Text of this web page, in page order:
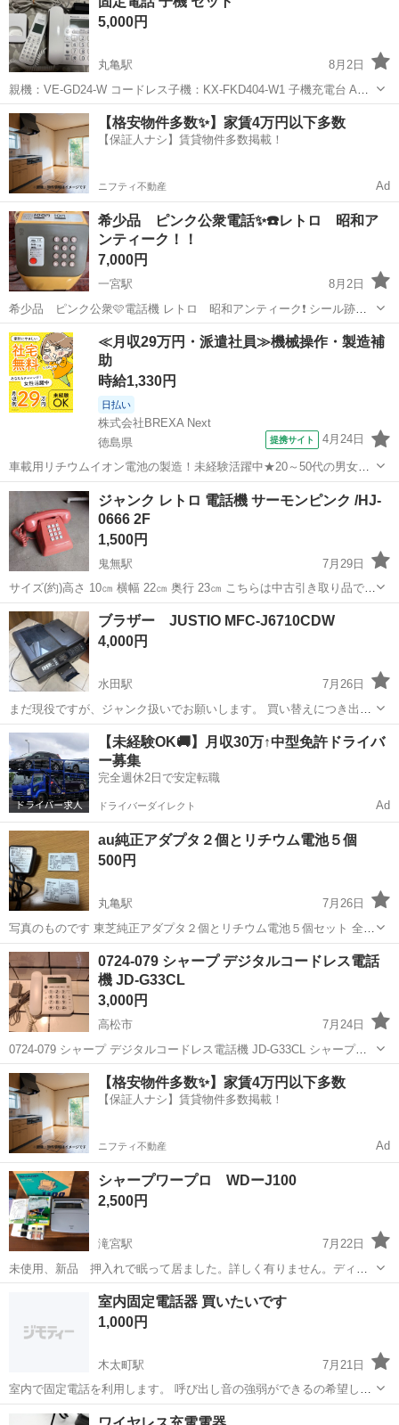
5,000円
丸亀駅
8月2日
親機：VE-GD24-W コードレス子機：KX-FKD404-W1 子機充電台 AC
アダプター 4点セット 使用頻度ほぼ無く美品です 購入当時12,000円で
した 丸亀市土器町西の自宅まで取りに来て...
香川 丸亀市 丸亀駅 電話、ＦＡＸ
【格安物件多数✨】家賃4万円以下多数
【保証人ナシ】賃貸物件多数掲載！
ニフティ不動産 Ad
希少品 ピンク公衆電話✨☎️レトロ 昭和ア
ンティーク！！
7,000円
一宮駅
8月2日
希少品 ピンク公衆🩷電話機 レトロ 昭和アンティーク❗️ シール跡、
日焼け、汚れ、があります。 年代物だけに興味ある方はいかがです
か！ あまり神経質な方は対応をお控え下さいね☆ 宜しくお願い致しま
す。
香川 高松市 一宮駅 電話、ＦＡＸ 公衆電話
≪月収29万円・派遣社員≫機械操作・製造補
助
時給1,330円
日払い
株式会社BREXA Next
徳島県
提携サイト 4月24日
車載用リチウムイオン電池の製造！未経験活躍中★20～50代の男女活
躍中！寮費無料★備品付き1R寮完備！自宅からマイカー通勤OK！無料
駐車場完備◎正社員登用制度あり！《徳島県板野郡松茂町》 人気の工
場のお仕事 ◇車載用リチウ...
徳島 その他
ジャンク レトロ 電話機 サーモンピンク /HJ-
0666 2F
1,500円
鬼無駅
7月29日
サイズ(約)高さ 10㎝ 横幅 22㎝ 奥行 23㎝ こちらは中古引き取り品で
す。 動作未確認のジャンク品です。 傷や汚れ・イタミ等、全体的に使
用感、経年による劣化があります。 写真に写っていない所に...
香川 高松市 鬼無駅
ブラザー JUSTIO MFC-J6710CDW
4,000円
水田駅
7月26日
まだ現役ですが、ジャンク扱いでお願いします。 買い替えにつき出品
します。 引き取りのみでお願いします。 少しインク付きです。
香川 高松市 水田駅 電話、ＦＡＸ
【未経験OK🚚】月収30万↑中型免許ドライバ
ー募集
完全週休2日で安定転職
ドライバーダイレクト Ad
au純正アダプタ２個とリチウム電池５個
500円
丸亀駅
7月26日
写真のものです 東芝純正アダプタ２個とリチウム電池５個セット 全部
で７個です、中古品保管品です 5,000→3,000
香川 丸亀市 電話、ＦＡＸ リチウム電池
0724-079 シャープ デジタルコードレス電話
機 JD-G33CL
3,000円
高松市
7月24日
0724-079 シャープ デジタルコードレス電話機 JD-G33CL シャープ製
のデジタルコードレス電話機「JD-G33」シリーズです 【状態】 ・使
用に伴う多少のスレ、キズ、落としきれない汚れなどございます ...
香川 高松市 電話、ＦＡＸ コードレス電話
【格安物件多数✨】家賃4万円以下多数
【保証人ナシ】賃貸物件多数掲載！
ニフティ不動産 Ad
シャープワープロ WDーJ100
2,500円
滝宮駅
7月22日
未使用、新品 押入れで眠って居ました。詳しく有りません。ディス
プレーに保護フィルムがありますが異常ではありません。
綾歌郡 滝宮駅 電話、ＦＡＸ
室内固定電話器 買いたいです
1,000円
木太町駅
7月21日
室内で固定電話を利用します。 呼び出し音の強弱ができるの希望しま
す。 買いたいです。 よろしくお願いいたします。
香川 高松市 木太町駅 電話、ＦＡＸ